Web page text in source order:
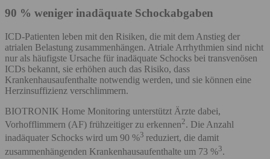
90 % weniger inadäquate Schockabgaben
ICD-Patienten leben mit den Risiken, die mit dem Anstieg der
atrialen Belastung zusammenhängen. Atriale Arrhythmien sind nicht
nur als häufigste Ursache für inadäquate Schocks bei transvenösen
ICDs bekannt, sie erhöhen auch das Risiko, dass
Krankenhausaufenthalte notwendig werden, und sie können eine
Herzinsuffizienz verschlimmern.
BIOTRONIK Home Monitoring unterstützt Ärzte dabei,
Vorhofflimmern (AF) frühzeitiger zu erkennen2. Die Anzahl
inadäquater Schocks wird um 90 %3 reduziert, die damit
zusammenhängenden Krankenhausaufenthalte um 73 %3.